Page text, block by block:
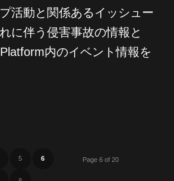
活動と関係あるイッシュー
に伴う侵害事故の情報と
内のイベント情報を
Page 6 of 20
5 6
»